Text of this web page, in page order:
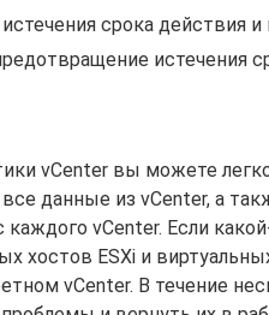
срока действия
истечения
vCenter вы можете
данные из vCenter, а
vCenter. Если
хостов ESXi и
vCenter. В течение